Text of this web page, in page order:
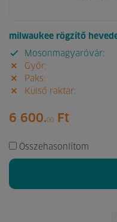
milwaukee rögzítő
Mosonmagyaróvár:
Győr:
Paks:
Külső raktár:
6 600.00 Ft
Összehasonlítom